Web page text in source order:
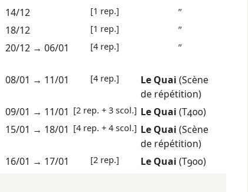
14/12 [1 rep.]
”
18/12 [1 rep.]
”
20/12→ 06/01 [4 rep.] ”
08/01 → 11/01 [4 rep.] Le Quai (Scène
de répétition)
09/01 → 11/01 [2 rep. + 3 scol.] Le Quai (T400)
15/01 → 18/01 [4 rep. + 4 scol.] Le Quai (Scène
de répétition)
16/01 → 17/01 [2 rep.] Le Quai (T900)